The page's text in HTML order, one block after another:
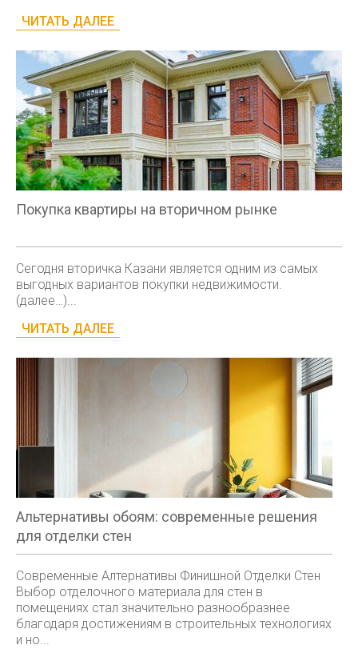
ЧИТАТЬ ДАЛЕЕ
Покупка квартиры на вторичном рынке
Сегодня вторичка Казани является одним из самых
выгодных вариантов покупки недвижимости.
(далее…)...
ЧИТАТЬ ДАЛЕЕ
Альтернативы обоям: современные решения
для отделки стен
Современные Алтернативы Финишной Отделки Стен
Выбор отделочного материала для стен в
помещениях стал значительно разнообразнее
благодаря достижениям в строительных технологиях
и но...